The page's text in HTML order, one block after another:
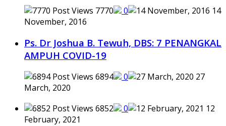
7770 0
14
November, 2016
Ps. Dr Joshua B. Tewuh, DBS: 7 PENANGKAL
AMPUH COVID-19
6894 0
27
March, 2020
6852
0
12
February, 2021